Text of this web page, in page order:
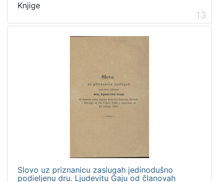
Knjige
13
Slovo uz priznanicu zaslugah jedinodušno
podieljenu dru. Ljudevitu Gaju od članovah